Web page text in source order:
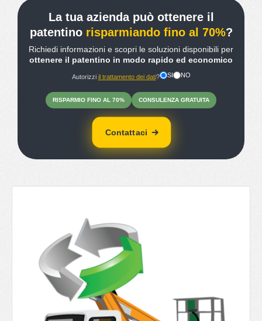
La tua azienda può ottenere il
patentino risparmiando fino al 70%?
Richiedi informazioni e scopri le soluzioni disponibili per
ottenere il patentino in modo rapido ed economico
Autorizzi il trattamento dei dati? SI NO
RISPARMIO FINO AL 70% CONSULENZA GRATUITA
Contattaci